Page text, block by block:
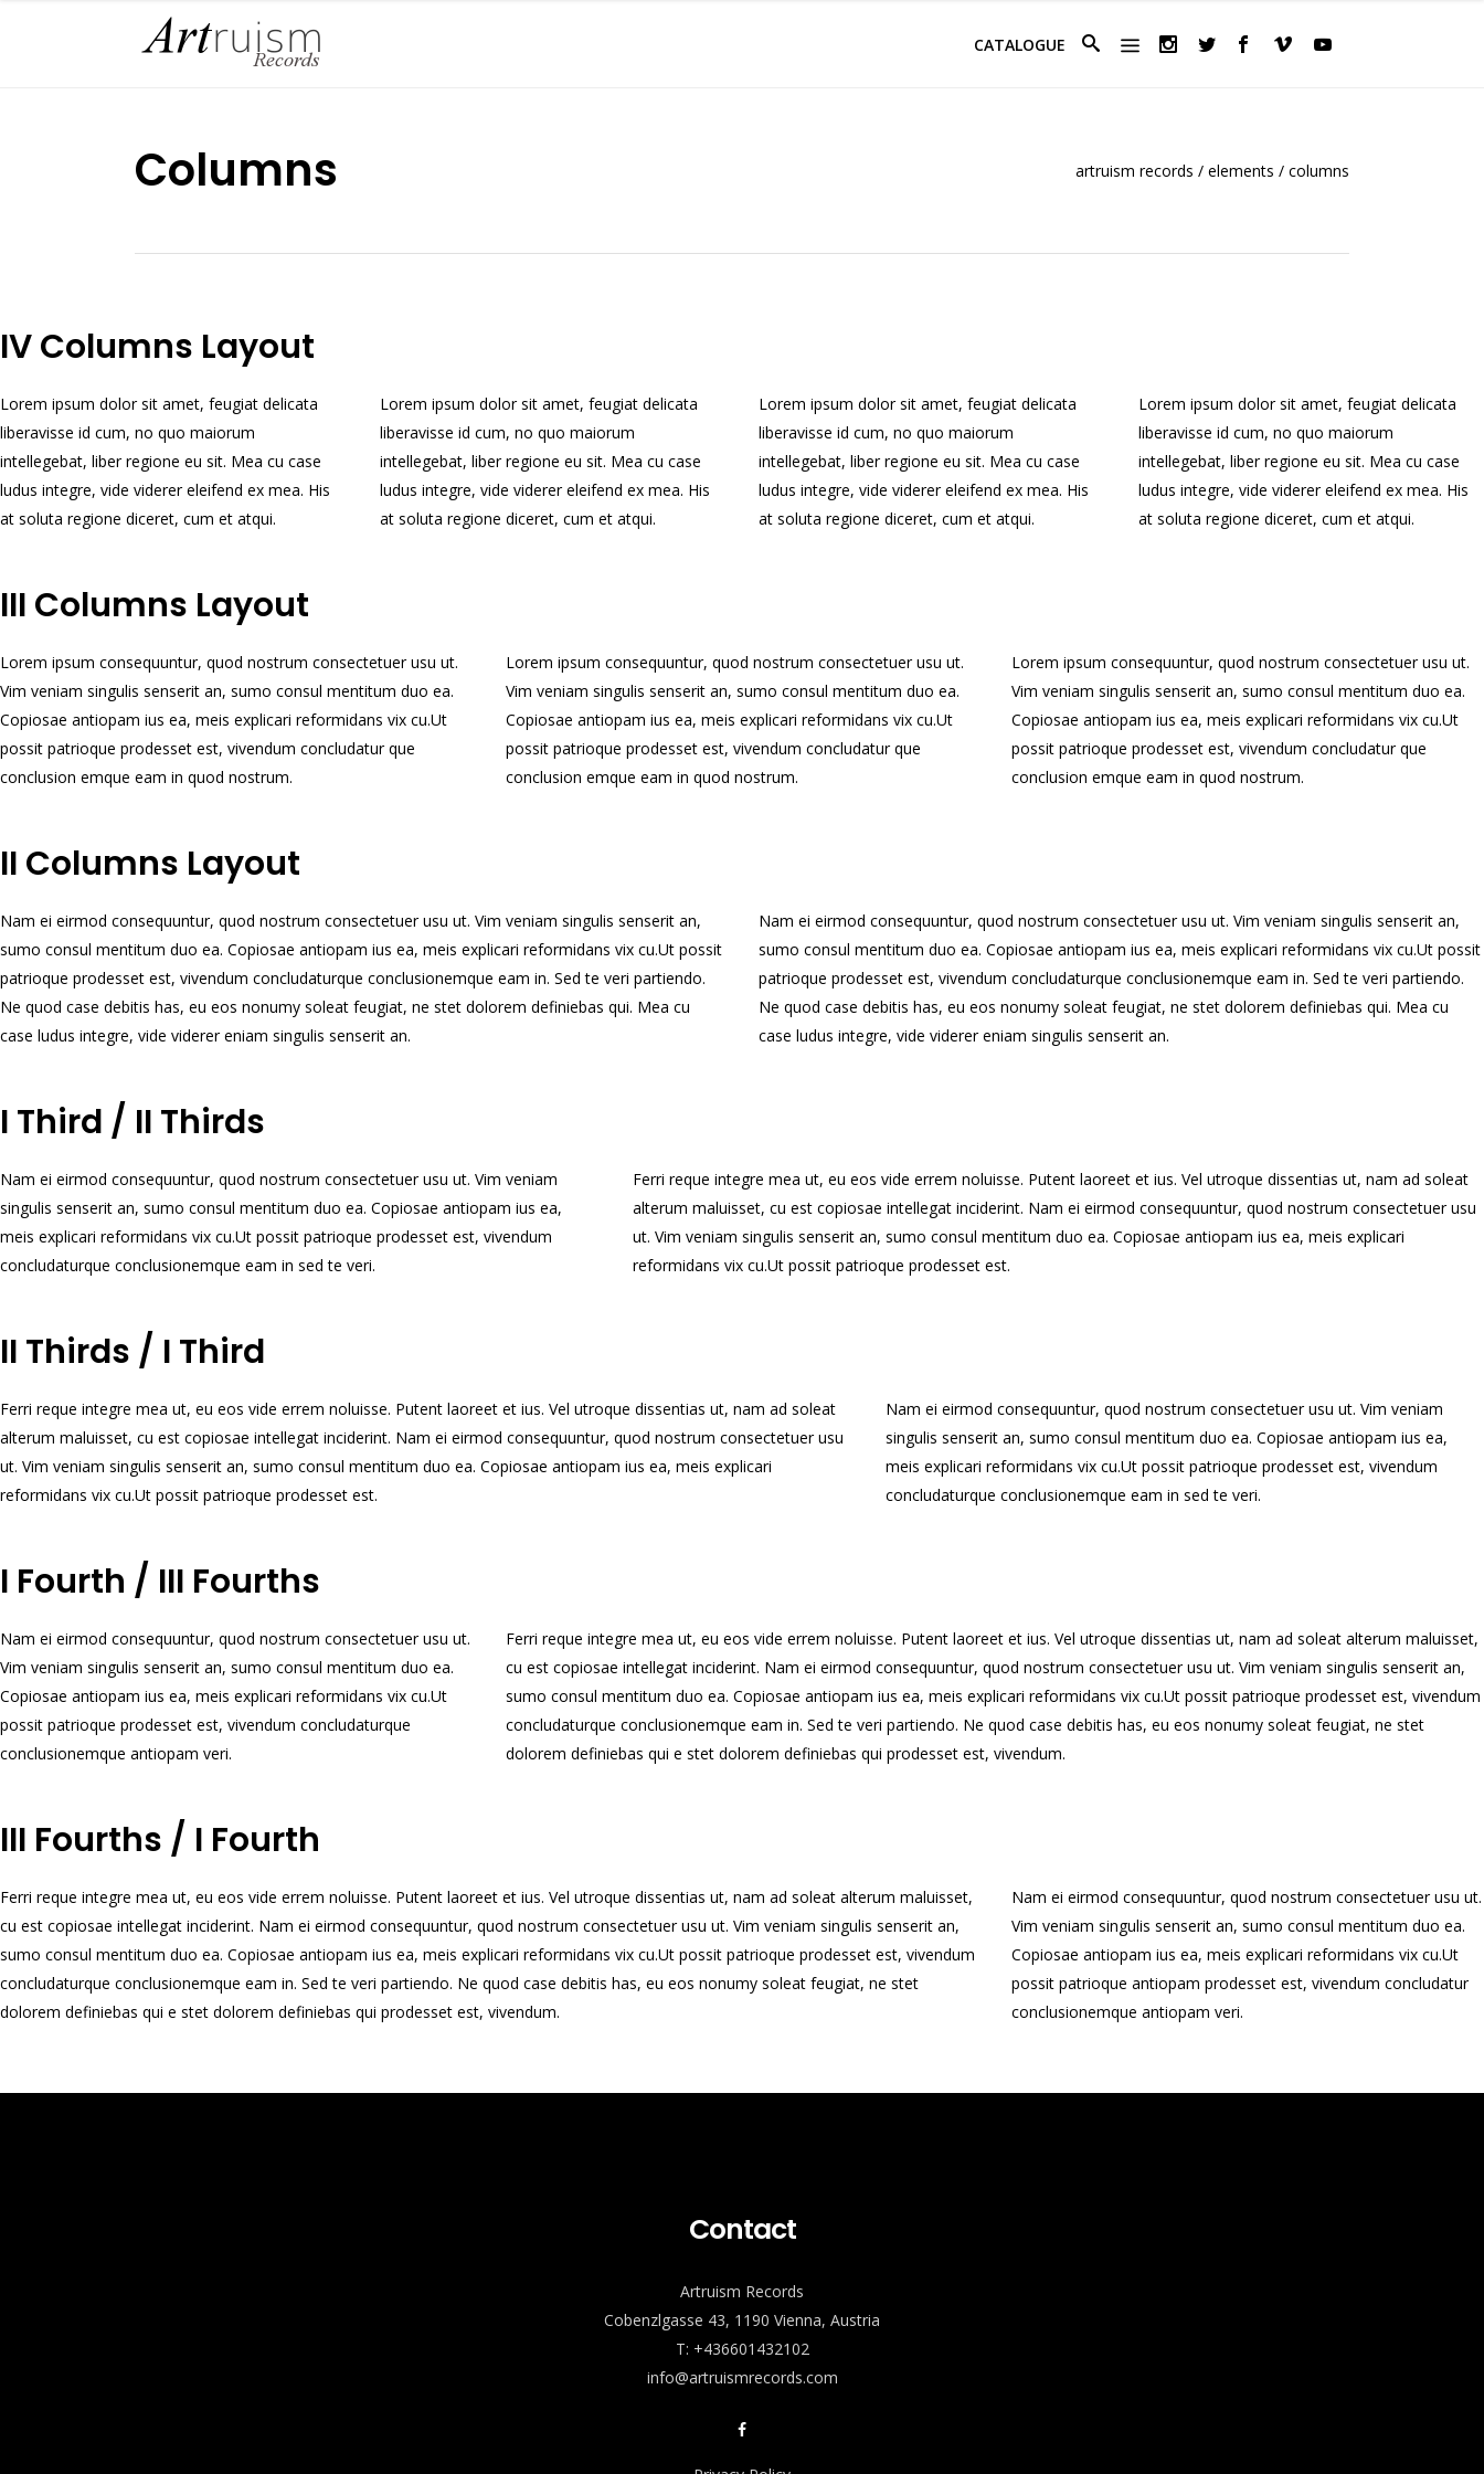
CATALOGUE
Columns artruism records / elements / columns
IV Columns Layout
Lorem ipsum dolor sit amet, feugiat delicata
liberavisse id cum, no quo maiorum
intellegebat, liber regione eu sit. Mea cu case
ludus integre, vide viderer eleifend ex mea. His
at soluta regione diceret, cum et atqui.
Lorem ipsum dolor sit amet, feugiat delicata
liberavisse id cum, no quo maiorum
intellegebat, liber regione eu sit. Mea cu case
ludus integre, vide viderer eleifend ex mea. His
at soluta regione diceret, cum et atqui.
Lorem ipsum dolor sit amet, feugiat delicata
liberavisse id cum, no quo maiorum
intellegebat, liber regione eu sit. Mea cu case
ludus integre, vide viderer eleifend ex mea. His
at soluta regione diceret, cum et atqui.
Lorem ipsum dolor sit amet, feugiat delicata
liberavisse id cum, no quo maiorum
intellegebat, liber regione eu sit. Mea cu case
ludus integre, vide viderer eleifend ex mea. His
at soluta regione diceret, cum et atqui.
III Columns Layout
Lorem ipsum consequuntur, quod nostrum consectetuer usu ut.
Vim veniam singulis senserit an, sumo consul mentitum duo ea.
Copiosae antiopam ius ea, meis explicari reformidans vix cu.Ut
possit patrioque prodesset est, vivendum concludatur que
conclusion emque eam in quod nostrum.
Lorem ipsum consequuntur, quod nostrum consectetuer usu ut.
Vim veniam singulis senserit an, sumo consul mentitum duo ea.
Copiosae antiopam ius ea, meis explicari reformidans vix cu.Ut
possit patrioque prodesset est, vivendum concludatur que
conclusion emque eam in quod nostrum.
Lorem ipsum consequuntur, quod nostrum consectetuer usu ut.
Vim veniam singulis senserit an, sumo consul mentitum duo ea.
Copiosae antiopam ius ea, meis explicari reformidans vix cu.Ut
possit patrioque prodesset est, vivendum concludatur que
conclusion emque eam in quod nostrum.
II Columns Layout
Nam ei eirmod consequuntur, quod nostrum consectetuer usu ut. Vim veniam singulis senserit an,
sumo consul mentitum duo ea. Copiosae antiopam ius ea, meis explicari reformidans vix cu.Ut possit
patrioque prodesset est, vivendum concludaturque conclusionemque eam in. Sed te veri partiendo.
Ne quod case debitis has, eu eos nonumy soleat feugiat, ne stet dolorem definiebas qui. Mea cu
case ludus integre, vide viderer eniam singulis senserit an.
Nam ei eirmod consequuntur, quod nostrum consectetuer usu ut. Vim veniam singulis senserit an,
sumo consul mentitum duo ea. Copiosae antiopam ius ea, meis explicari reformidans vix cu.Ut possit
patrioque prodesset est, vivendum concludaturque conclusionemque eam in. Sed te veri partiendo.
Ne quod case debitis has, eu eos nonumy soleat feugiat, ne stet dolorem definiebas qui. Mea cu
case ludus integre, vide viderer eniam singulis senserit an.
I Third / II Thirds
Nam ei eirmod consequuntur, quod nostrum consectetuer usu ut. Vim veniam
singulis senserit an, sumo consul mentitum duo ea. Copiosae antiopam ius ea,
meis explicari reformidans vix cu.Ut possit patrioque prodesset est, vivendum
concludaturque conclusionemque eam in sed te veri.
Ferri reque integre mea ut, eu eos vide errem noluisse. Putent laoreet et ius. Vel utroque dissentias ut, nam ad soleat
alterum maluisset, cu est copiosae intellegat inciderint. Nam ei eirmod consequuntur, quod nostrum consectetuer usu
ut. Vim veniam singulis senserit an, sumo consul mentitum duo ea. Copiosae antiopam ius ea, meis explicari
reformidans vix cu.Ut possit patrioque prodesset est.
II Thirds / I Third
Ferri reque integre mea ut, eu eos vide errem noluisse. Putent laoreet et ius. Vel utroque dissentias ut, nam ad soleat
alterum maluisset, cu est copiosae intellegat inciderint. Nam ei eirmod consequuntur, quod nostrum consectetuer usu
ut. Vim veniam singulis senserit an, sumo consul mentitum duo ea. Copiosae antiopam ius ea, meis explicari
reformidans vix cu.Ut possit patrioque prodesset est.
Nam ei eirmod consequuntur, quod nostrum consectetuer usu ut. Vim veniam
singulis senserit an, sumo consul mentitum duo ea. Copiosae antiopam ius ea,
meis explicari reformidans vix cu.Ut possit patrioque prodesset est, vivendum
concludaturque conclusionemque eam in sed te veri.
I Fourth / III Fourths
Nam ei eirmod consequuntur, quod nostrum consectetuer usu ut.
Vim veniam singulis senserit an, sumo consul mentitum duo ea.
Copiosae antiopam ius ea, meis explicari reformidans vix cu.Ut
possit patrioque prodesset est, vivendum concludaturque
conclusionemque antiopam veri.
Ferri reque integre mea ut, eu eos vide errem noluisse. Putent laoreet et ius. Vel utroque dissentias ut, nam ad soleat alterum maluisset,
cu est copiosae intellegat inciderint. Nam ei eirmod consequuntur, quod nostrum consectetuer usu ut. Vim veniam singulis senserit an,
sumo consul mentitum duo ea. Copiosae antiopam ius ea, meis explicari reformidans vix cu.Ut possit patrioque prodesset est, vivendum
concludaturque conclusionemque eam in. Sed te veri partiendo. Ne quod case debitis has, eu eos nonumy soleat feugiat, ne stet
dolorem definiebas qui e stet dolorem definiebas qui prodesset est, vivendum.
III Fourths / I Fourth
Ferri reque integre mea ut, eu eos vide errem noluisse. Putent laoreet et ius. Vel utroque dissentias ut, nam ad soleat alterum maluisset,
cu est copiosae intellegat inciderint. Nam ei eirmod consequuntur, quod nostrum consectetuer usu ut. Vim veniam singulis senserit an,
sumo consul mentitum duo ea. Copiosae antiopam ius ea, meis explicari reformidans vix cu.Ut possit patrioque prodesset est, vivendum
concludaturque conclusionemque eam in. Sed te veri partiendo. Ne quod case debitis has, eu eos nonumy soleat feugiat, ne stet
dolorem definiebas qui e stet dolorem definiebas qui prodesset est, vivendum.
Nam ei eirmod consequuntur, quod nostrum consectetuer usu ut.
Vim veniam singulis senserit an, sumo consul mentitum duo ea.
Copiosae antiopam ius ea, meis explicari reformidans vix cu.Ut
possit patrioque antiopam prodesset est, vivendum concludatur
conclusionemque antiopam veri.
Contact
Artruism Records
Cobenzlgasse 43, 1190 Vienna, Austria
T: +436601432102
info@artruismrecords.com